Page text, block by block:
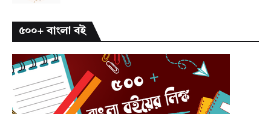
৫০০+ বাংলা বই